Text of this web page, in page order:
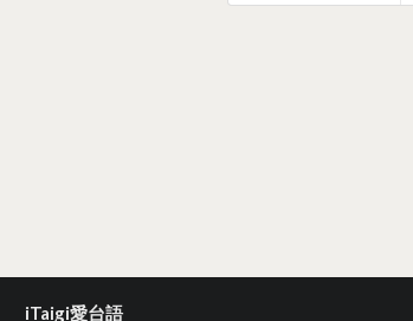
iTaigi愛台語